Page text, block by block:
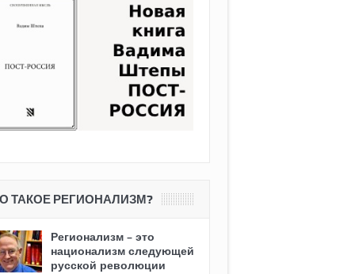
ТАКОЕ РЕГИОНАЛИЗМ?
Регионализм – это
национализм следующей
русской революции